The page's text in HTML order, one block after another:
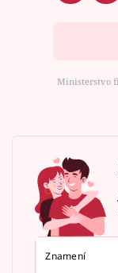
Ministerstvo